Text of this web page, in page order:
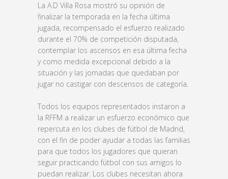
La A.D Villa Rosa mostró su opinión de
finalizar la temporada en la fecha última
jugada, recompensado el esfuerzo realizado
durante el 70% de competición disputada,
contemplar los ascensos en esa última fecha
y como medida excepcional debido a la
situación y las jornadas que quedaban por
jugar no castigar con descensos de categoría.
Todos los equipos representados instaron a
la RFFM a realizar un esfuerzo económico que
repercuta en los clubes de fútbol de Madrid,
con el fin de poder ayudar a todas las familias
para que todos los jugadores que quieran
seguir practicando fútbol con sus amigos lo
puedan realizar. Los clubes necesitan ahora